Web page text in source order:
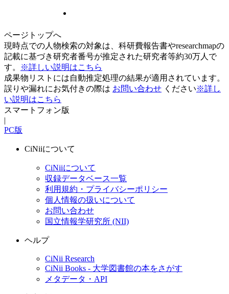
ページトップへ
現時点での人物検索の対象は、科研費報告書やresearchmapの
記載に基づき研究者番号が推定された研究者等約30万人で
す。
※詳しい説明はこちら
成果物リストには自動推定処理の結果が適用されています。
誤りや漏れにお気付きの際は お問い合わせ ください※詳し
い説明はこちら
スマートフォン版
|
PC版
CiNiiについて
CiNiiについて
収録データベース一覧
利用規約・プライバシーポリシー
個人情報の扱いについて
お問い合わせ
国立情報学研究所 (NII)
ヘルプ
CiNii Research
CiNii Books - 大学図書館の本をさがす
メタデータ・API